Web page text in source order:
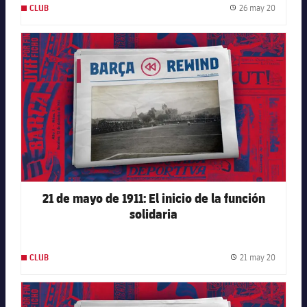
CLUB Fecha
26 may 20
FC Barcelona club badge
21 de mayo de 1911: El inicio de la función
solidaria
CLUB Fecha
21 may 20
FC Barcelona club badge